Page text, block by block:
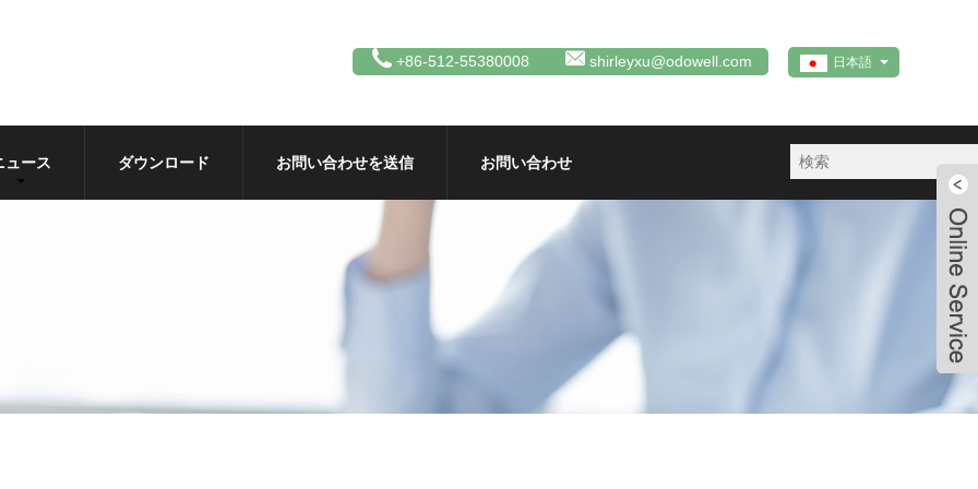
日本語
+86-512-55380008 shirleyxu@odowell.com
ュース ダウンロード お問い合わせを送信 お問い合わせ